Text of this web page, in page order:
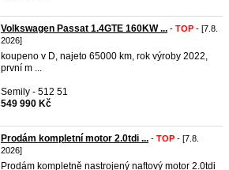
Volkswagen Passat 1.4GTE 160KW ... - TOP - [7.8.
2026]
koupeno v D,​ najeto 65000 km, rok výroby 2022,
první m ...
Semily - 512 51
549 990 Kč
Prodám kompletní motor 2.0tdi ... - TOP - [7.8.
2026]
Prodám kompletně nastrojený naftový motor 2.0tdi